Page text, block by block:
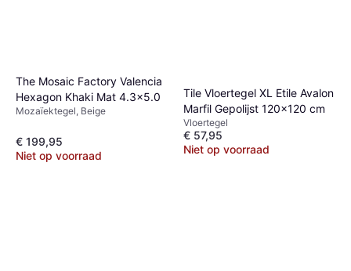
The Mosaic Factory Valencia
Hexagon Khaki Mat 4.3x5.0
Mozaïektegel, Beige
€ 199,95
Niet op voorraad
Tile Vloertegel XL Etile Avalon
Marfil Gepolijst 120x120 cm
Vloertegel
€ 57,95
Niet op voorraad